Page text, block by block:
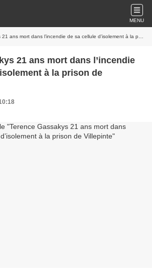
MENU
mort dans l’incendie de sa cellule d’isolement à la prison de Villepinte
21 ans mort dans l’incendie
à la prison de